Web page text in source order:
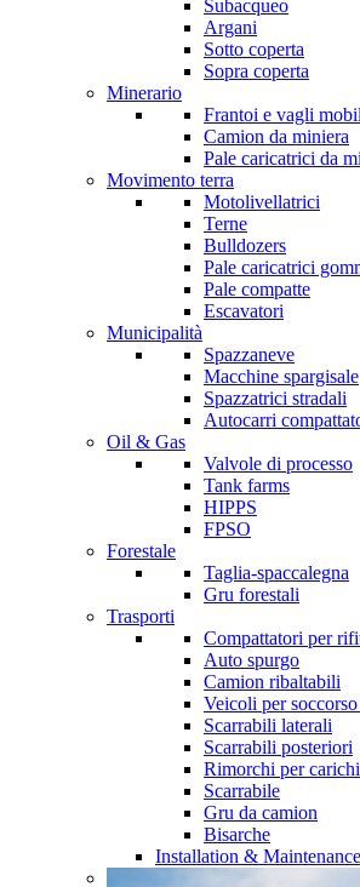
Subacqueo
Argani
Sotto coperta
Sopra coperta
Minerario
Frantoi e vagli
Camion da miniera
Pale caricatrici da
Movimento terra
Motolivellatrici
Terne
Bulldozers
Pale caricatrici
Pale compatte
Escavatori
Municipalità
Spazzaneve
Macchine spargisale
Spazzatrici stradali
Autocarri
Oil & Gas
Valvole di processo
Tank farms
HIPPS
FPSO
Forestale
Taglia-spaccalegna
Gru forestali
Trasporti
Compattatori per
Auto spurgo
Camion ribaltabili
Veicoli per
Scarrabili laterali
Scarrabili posteriori
Rimorchi per
Scarrabile
Gru da camion
Bisarche
Installation & Maintenance